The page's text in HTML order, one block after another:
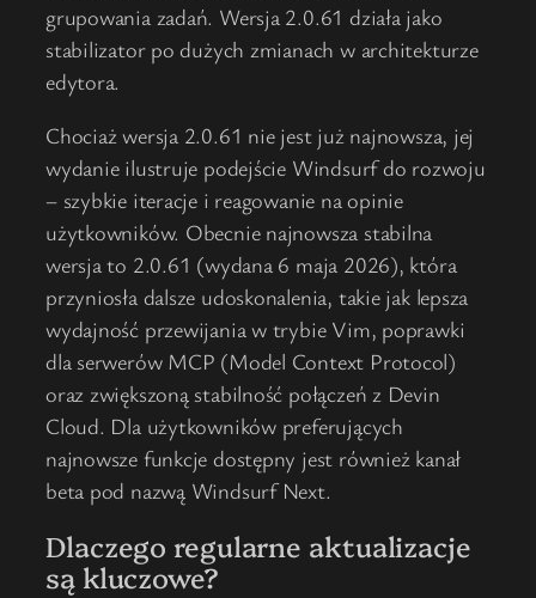
grupowania zadań. Wersja 2.0.61 działa jako
stabilizator po dużych zmianach w architekturze
edytora.
Chociaż wersja 2.0.61 nie jest już najnowsza, jej
wydanie ilustruje podejście Windsurf do rozwoju
– szybkie iteracje i reagowanie na opinie
użytkowników. Obecnie najnowsza stabilna
wersja to 2.0.61 (wydana 6 maja 2026), która
przyniosła dalsze udoskonalenia, takie jak lepsza
wydajność przewijania w trybie Vim, poprawki
dla serwerów MCP (Model Context Protocol)
oraz zwiększoną stabilność połączeń z Devin
Cloud. Dla użytkowników preferujących
najnowsze funkcje dostępny jest również kanał
beta pod nazwą Windsurf Next.
Dlaczego regularne aktualizacje
są kluczowe?